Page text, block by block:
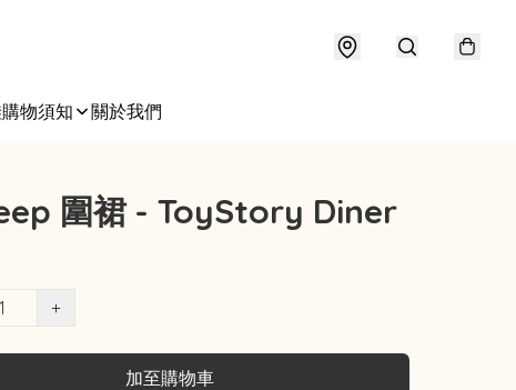
購物須知 關於我們
圍裙 - ToyStory Diner
+
加至購物車